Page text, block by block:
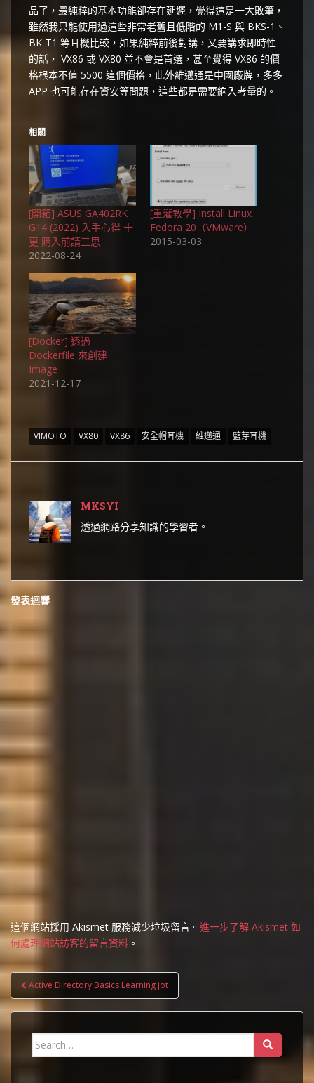
品了，最純粹的基本功能卻存在延遲，覺得這是一大敗筆，
雖然我只能使用過這些非常老舊且低階的 M1-S 與 BKS-1、
BK-T1 等耳機比較，如果純粹前後對講，又要講求即時性
的話， VX86 或 VX80 並不會是首選，甚至覺得 VX86 的價
格根本不值 5500 這個價格，此外維邁通是中國廠牌，多多
APP 也可能存在資安等問題，這些都是需要納入考量的。
相關
[開箱] ASUS GA402RK
G14 (2022) 入手心得 十
更 購入前請三思
2022-08-24
[重灌教學] Install Linux
Fedora 20（VMware）
2015-03-03
[Docker] 透過
Dockerfile 來創建
Image
2021-12-17
VIMOTO VX80 VX86 安全帽耳機 維邁通 藍芽耳機
MKSYI
透過網路分享知識的學習者。
發表迴響
這個網站採用 Akismet 服務減少垃圾留言。 進一步了解 Akismet 如
何處理網站訪客的留言資料 。
文
章
導
Active Directory Basics Learning jot
Search
for: